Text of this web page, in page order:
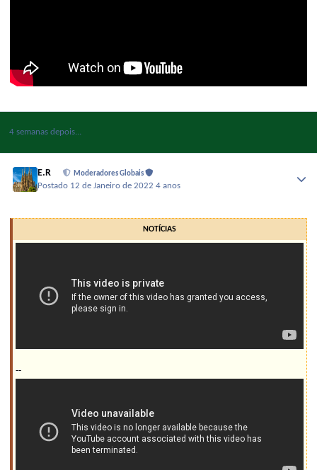
4 semanas depois...
E.R Moderadores Globais
Postado 12 de Janeiro de 20224 anos
NOTÍCIAS
--